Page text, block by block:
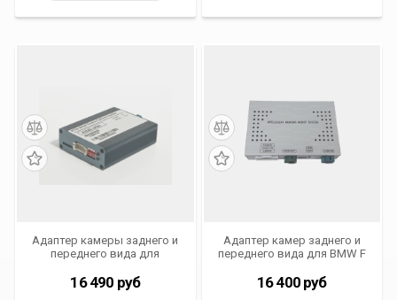
Адаптер камеры заднего и
переднего вида для
Audio 20
16 490 руб
Адаптер камер заднего и
переднего вида для BMW F
16 400 руб